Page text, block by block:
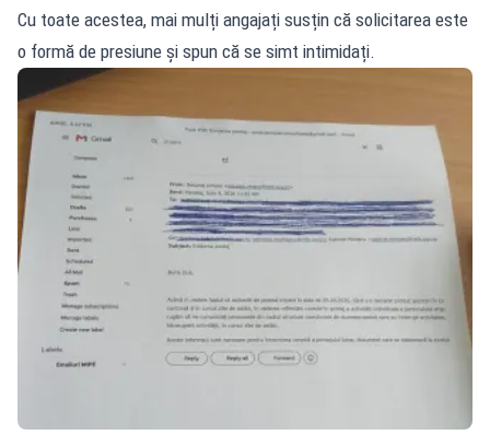
Cu toate acestea, mai mulți angajați susțin că solicitarea este
o formă de presiune și spun că se simt intimidați.